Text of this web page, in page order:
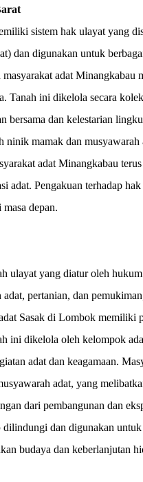
sistem hak ulayat yang
dan digunakan untuk
adat Minangkabau
Tanah ini dikelola secara
bersama dan kelestarian
mamak dan musyawarah
adat Minangkabau
adat. Pengakuan terhadap
depan.
ulayat yang diatur oleh
pertanian, dan
Sasak di Lombok memiliki
ini dikelola oleh kelompok
adat dan keagamaan.
adat, yang
dari pembangunan dan
dan digunakan untuk
budaya dan keberlanjutan